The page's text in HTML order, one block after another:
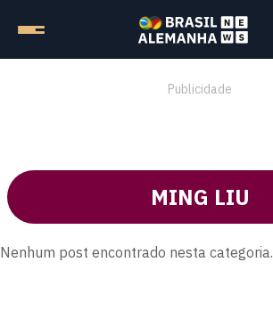
Publicidade
MING LIU
Nenhum post encontrado nesta categoria.